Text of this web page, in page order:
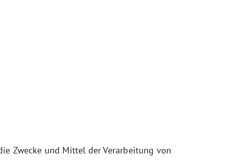
Zwecke und Mittel der Verarbeitung von